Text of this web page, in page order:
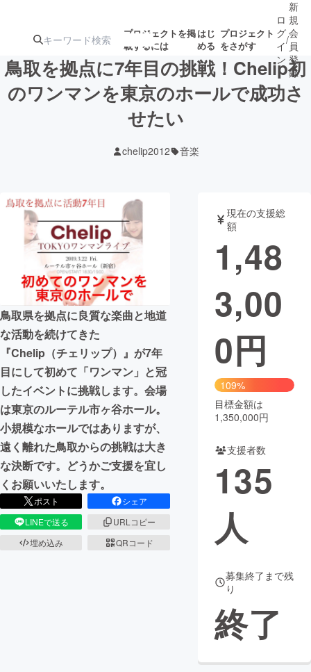
プロジェクトを掲
載するには
はじ
める
プロジェクト
をさがす
注目の新着プロ募集終了が近いプ
テクノロジー・ガジェット
映像・映画 書籍・雑誌
ビジネス・起業 チャレンジ
まちづくり・地域活性化
CAMPFIRE for Social Good
CAMPFIRE Creation
CAMPFIREふるさと納税 machi-ya コミュニティ
ロ
グ
イ
ン
/
新
規
会
員
登
録
鳥取を拠点に7年目の挑戦！Chelip初
のワンマンを東京のホールで成功さ
せたい
chelip2012 音楽
鳥取県を拠点に良質な楽曲と地道
な活動を続けてきた
『Chelip（チェリップ）』が7年
目にして初めて「ワンマン」と冠
したイベントに挑戦します。会場
は東京のルーテル市ヶ谷ホール。
小規模なホールではありますが、
遠く離れた鳥取からの挑戦は大き
な決断です。どうかご支援を宜し
くお願いいたします。
ポスト
シェア
LINEで送る
URLコピー
埋め込み
QRコード
現在の支援総
額
1,48
3,00
0円
109%
目標金額は
1,350,000円
支援者数
135
人
募集終了まで残
り
終了